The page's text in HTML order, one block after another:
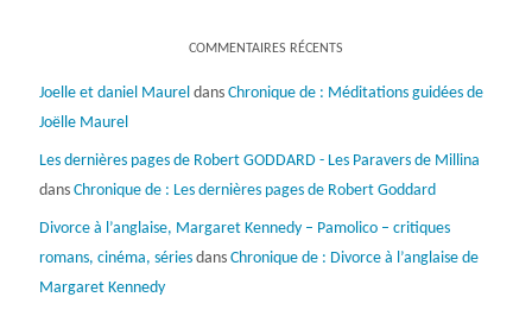
COMMENTAIRES RÉCENTS
Joelle et daniel Maurel dans Chronique de : Méditations guidées de
Joëlle Maurel
Les dernières pages de Robert GODDARD - Les Paravers de Millina
dans Chronique de : Les dernières pages de Robert Goddard
Divorce à l’anglaise, Margaret Kennedy – Pamolico – critiques
romans, cinéma, sériesdans Chronique de : Divorce à l’anglaise de
Margaret Kennedy